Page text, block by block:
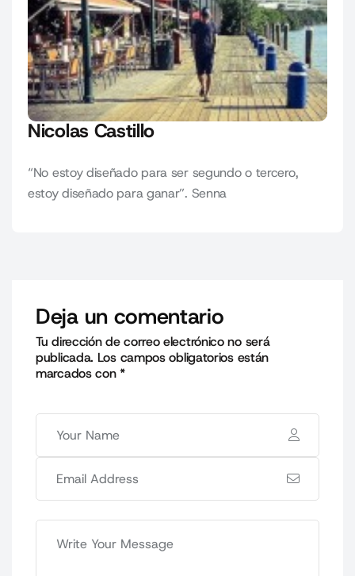
Nicolas Castillo
“No estoy diseñado para ser segundo o tercero,
estoy diseñado para ganar”. Senna
Deja un comentario
Tu dirección de correo electrónico no será
publicada. Los campos obligatorios están
marcados con*